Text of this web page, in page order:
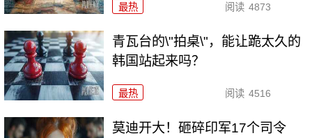
最热 阅读 4873
青瓦台的\"拍桌\"，能让跪太久的
韩国站起来吗？
最热 阅读 4516
莫迪开大！砸碎印军17个司令